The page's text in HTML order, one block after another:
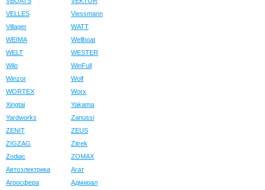
VELLES
Viessmann
Villager
WATT
WEIMA
Wellboat
WELT
WESTER
Wilo
WinFull
Winzor
Wolf
WORTEX
Worx
Xingtai
Yakama
Yardworks
Zanussi
ZENIT
ZEUS
ZIGZAG
Zitrek
Zodiac
ZOMAX
Автоэлектрика
Агат
Агросфера
Адмирал